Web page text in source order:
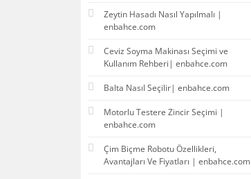
Zeytin Hasadı Nasıl Yapılmalı |
enbahce.com
Ceviz Soyma Makinası Seçimi ve
Kullanım Rehberi| enbahce.com
Balta Nasıl Seçilir| enbahce.com
Motorlu Testere Zincir Seçimi |
enbahce.com
Çim Biçme Robotu Özellikleri,
Avantajları Ve Fiyatları | enbahce.com